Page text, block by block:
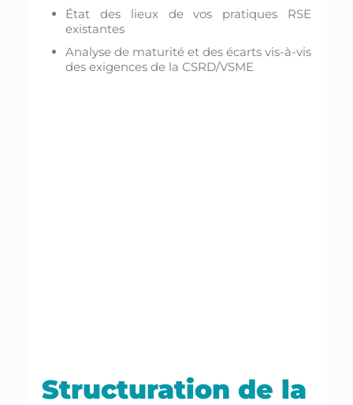
État des lieux de vos pratiques RSE
existantes
Analyse de maturité et des écarts vis-à-vis
des exigences de la CSRD/VSME
Structuration de la